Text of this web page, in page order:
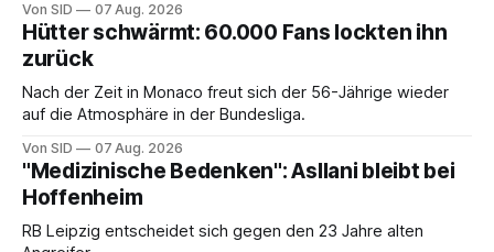
Von SID 07 Aug. 2026
Hütter schwärmt: 60.000 Fans lockten ihn
zurück
Nach der Zeit in Monaco freut sich der 56-Jährige wieder
auf die Atmosphäre in der Bundesliga.
Von SID 07 Aug. 2026
"Medizinische Bedenken": Asllani bleibt bei
Hoffenheim
RB Leipzig entscheidet sich gegen den 23 Jahre alten